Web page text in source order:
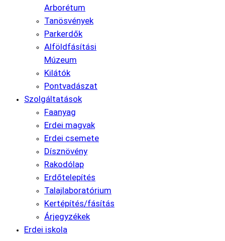
Arborétum
Tanösvények
Parkerdők
Alföldfásítási
Múzeum
Kilátók
Pontvadászat
Szolgáltatások
Faanyag
Erdei magvak
Erdei csemete
Dísznövény
Rakodólap
Erdőtelepítés
Talajlaboratórium
Kertépítés/fásítás
Árjegyzékek
Erdei iskola